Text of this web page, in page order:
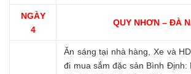
NGÀY
4
QUY NHƠN – ĐÀ
Ăn sáng tại nhà hàng, Xe và
đi mua sắm đặc sản Bình Định: